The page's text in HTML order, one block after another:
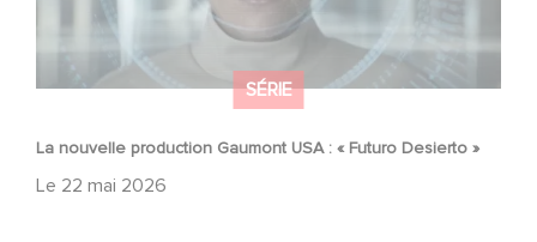
SÉRIE
La nouvelle production Gaumont USA : « Futuro Desierto »
Le 22 mai 2026